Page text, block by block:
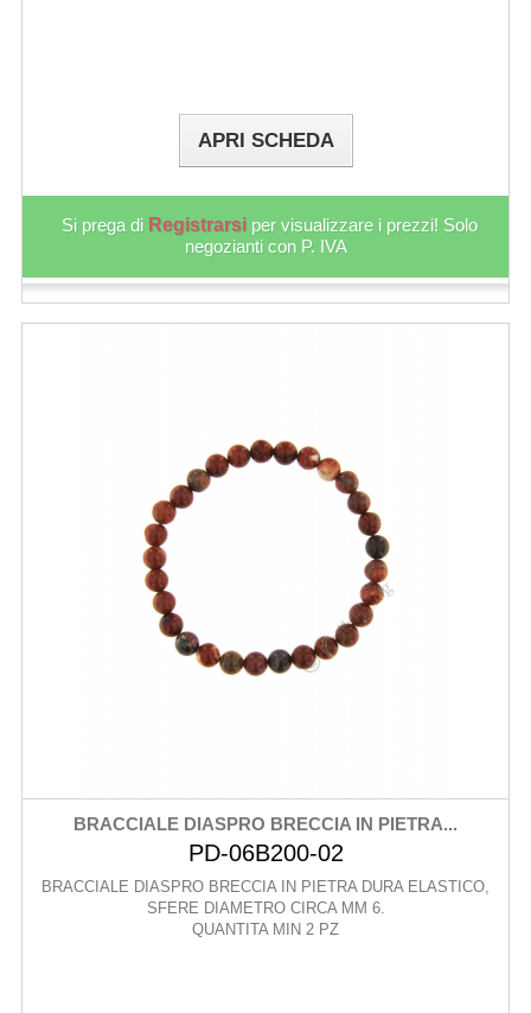
APRI SCHEDA
Si prega di Registrarsi per visualizzare i prezzi! Solo
negozianti con P. IVA
BRACCIALE DIASPRO BRECCIA IN PIETRA...
PD-06B200-02
BRACCIALE DIASPRO BRECCIA IN PIETRA DURA ELASTICO,
SFERE DIAMETRO CIRCA MM 6.
QUANTITA MIN 2 PZ